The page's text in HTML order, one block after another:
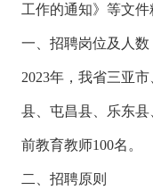
工作的通知》等文件
一、招聘岗位及人数
2023年，我省三亚
县、屯昌县、乐东
前教育教师100名。
二、招聘原则